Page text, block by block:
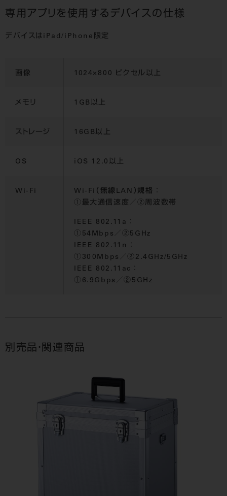
専用アプリを使用するデバイスの仕様
デバイスはiPad/iPhone限定
画像 1024×800 ピクセル以上
メモリ 1GB以上
ストレージ 16GB以上
OS iOS 12.0以上
Wi-Fi Wi-Fi（無線LAN）規格 ：
①最大通信速度／②周波数帯
IEEE 802.11a
：
①54Mbps／②5GHz
IEEE 802.11n
：
①300Mbps／②2.4GHz/5GHz
IEEE 802.11ac
：
①6.9Gbps／②5GHz
別売品・関連商品